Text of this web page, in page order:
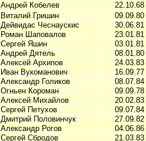
Андрей Кобелев
22.10.68
Виталий Гришин
09.09.80
Дейвидас Чеснаускис
30.06.81
Роман Шаповалов
23.01.81
Сергей Яшин
03.01.81
Андрей Дятель
08.01.80
Алексей Архипов
24.03.83
Иван Вукоманович
16.09.77
Александр Голиков
08.07.84
Огньен Короман
09.09.78
Алексей Михайлов
20.02.83
Сергей Петухов
09.07.84
Дмитрий Половинчук
27.09.82
Александр Рогов
04.06.86
Сергей Сбродов
21.03.83